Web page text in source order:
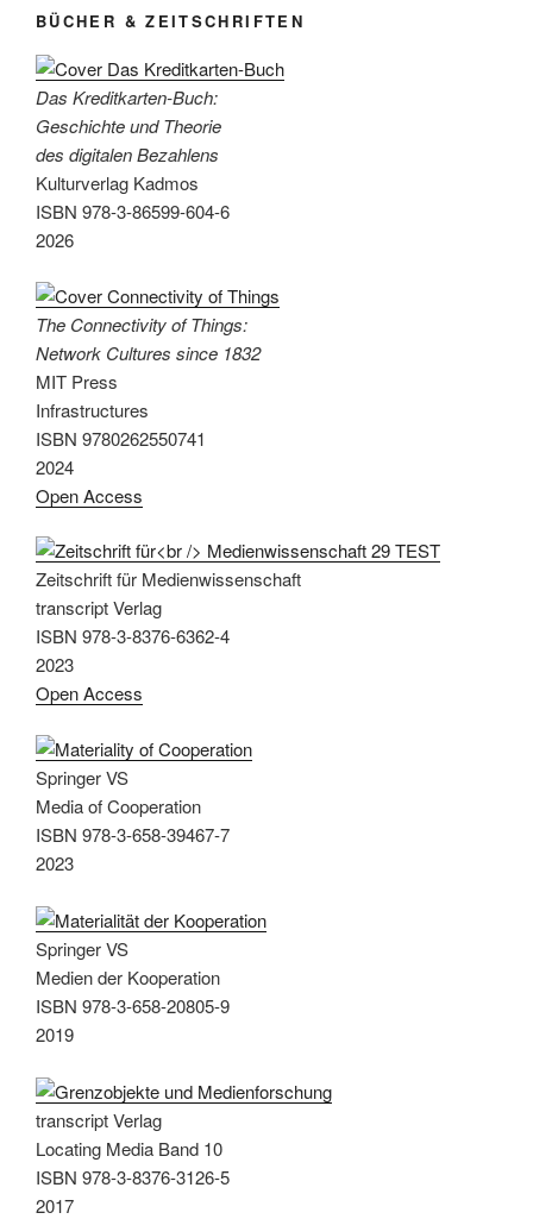
BÜCHER & ZEITSCHRIFTEN
Das Kreditkarten-Buch:
Geschichte und Theorie
des digitalen Bezahlens
Kulturverlag Kadmos
ISBN 978-3-86599-604-6
2026
The Connectivity of Things:
Network Cultures since 1832
MIT Press
Infrastructures
ISBN 9780262550741
2024
Open Access
Zeitschrift für Medienwissenschaft
transcript Verlag
ISBN 978-3-8376-6362-4
2023
Open Access
Springer VS
Media of Cooperation
ISBN 978-3-658-39467-7
2023
Springer VS
Medien der Kooperation
ISBN 978-3-658-20805-9
2019
transcript Verlag
Locating Media Band 10
ISBN 978-3-8376-3126-5
2017